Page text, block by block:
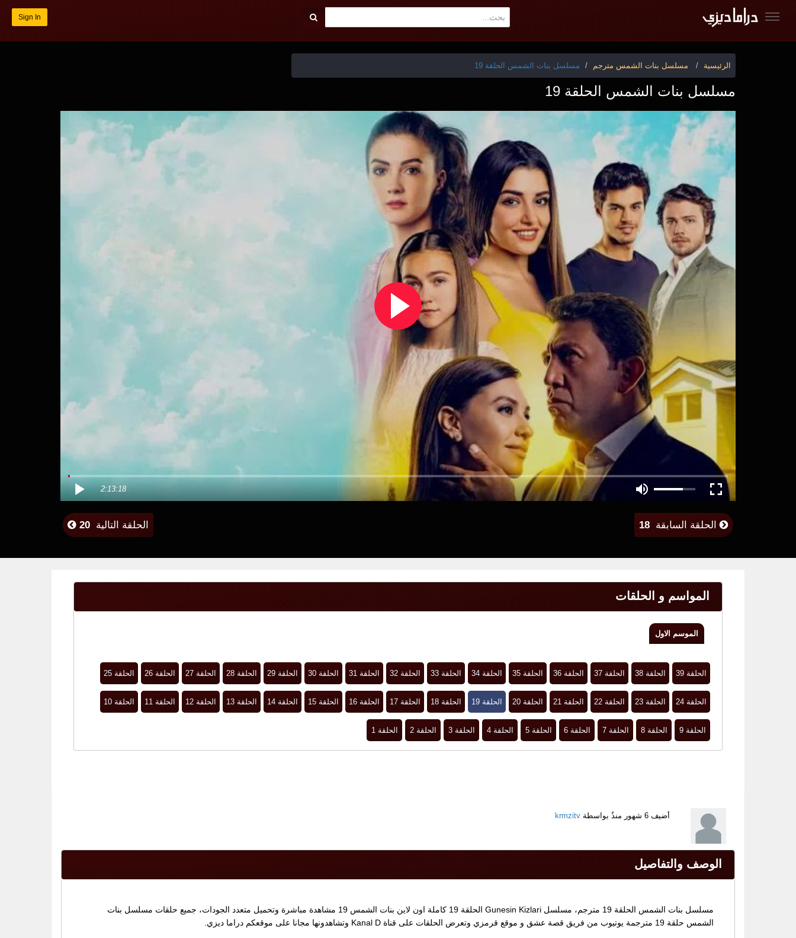
Sign In
الرئيسية مسلسل بنات الشمس مترجم مسلسل بنات الشمس الحلقة 19
مسلسل بنات الشمس الحلقة 19
2:13:18
الحلقة السابقة 18 الحلقة التالية 20
المواسم و الحلقات
الموسم الاول
الحلقة 39 الحلقة 38 الحلقة 37 الحلقة 36 الحلقة 35 الحلقة 34 الحلقة 33 الحلقة 32 الحلقة 31 الحلقة 30 الحلقة 29 الحلقة 28 الحلقة 27 الحلقة 26 الحلقة 25
الحلقة 24 الحلقة 23 الحلقة 22 الحلقة 21 الحلقة 20 الحلقة 19 الحلقة 18 الحلقة 17 الحلقة 16 الحلقة 15 الحلقة 14 الحلقة 13 الحلقة 12 الحلقة 11 الحلقة 10
الحلقة 9 الحلقة 8 الحلقة 7 الحلقة 6 الحلقة 5 الحلقة 4 الحلقة 3 الحلقة 2 الحلقة 1
أضيف 6 شهور منذُ بواسطة krmzitv
الوصف والتفاصيل
مسلسل بنات الشمس الحلقة 19 مترجم، مسلسل Gunesin Kizlari الحلقة 19 كاملة اون لاين بنات الشمس 19 مشاهدة مباشرة وتحميل متعدد الجودات، جميع حلقات مسلسل بنات
الشمس حلقة 19 مترجمة يوتيوب من فريق قصة عشق و موقع قرمزي وتعرض الحلقات على قناة Kanal D وتشاهدونها مجانا على موقعكم دراما ديزي.